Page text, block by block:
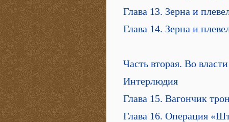
Глава 13. Зерна и
Глава 14. Зерна и
Часть вторая. Во
Интерлюдия
Глава 15. Вагончик
Глава 16. Операция